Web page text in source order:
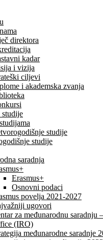
direktora
kadar
i vizija
ciljevi
i akademska zvanja
studije
studije
studije
saradnja
Erasmus+
Osnovni podaci
povelja 2021-2027
ugovori
za međunarodnu saradnju
(IRO)
međunarodne saradnje